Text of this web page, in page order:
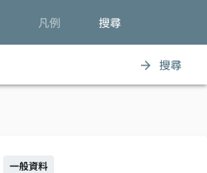
凡例 搜尋
arrow_forward 搜尋
一般資料